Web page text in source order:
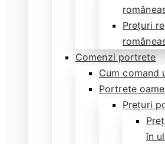
Prețuri
Comenzi portrete
Cum comand
Portrete
Prețuri
în